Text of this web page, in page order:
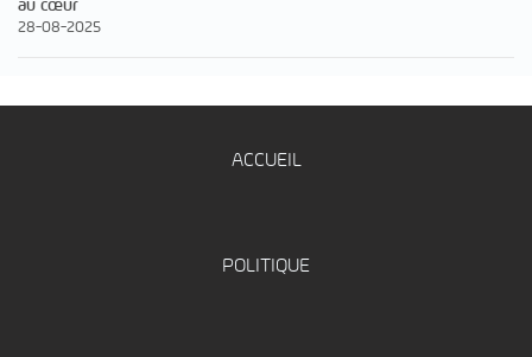
au cœur
28-08-2025
ACCUEIL
POLITIQUE